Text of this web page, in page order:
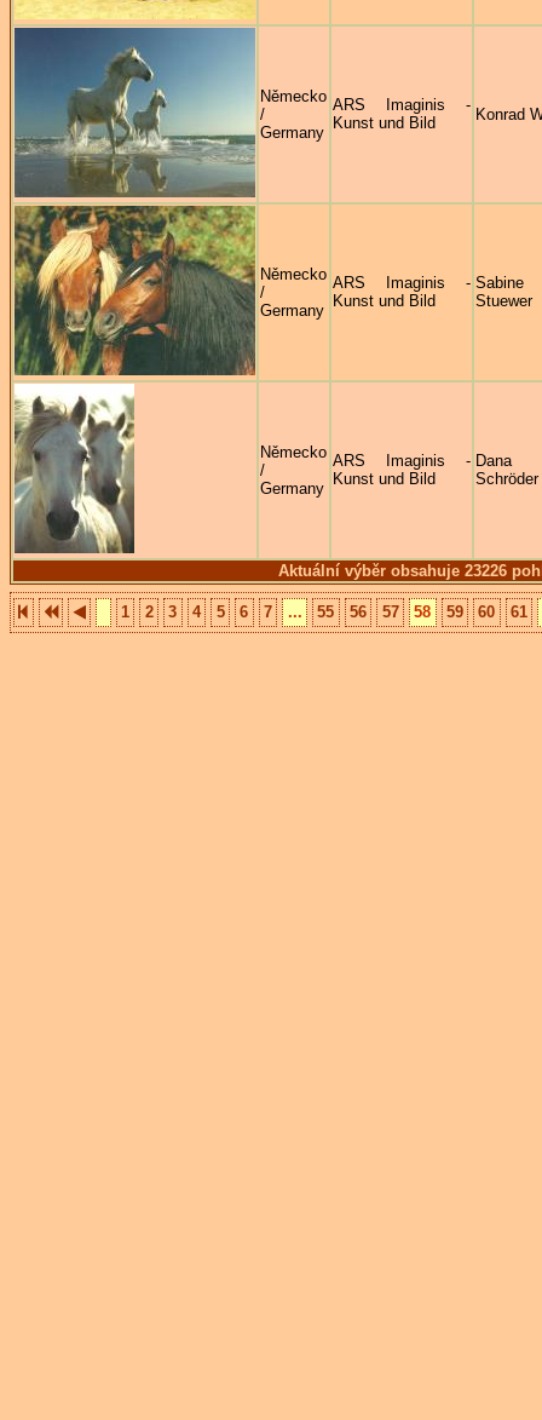
Aktuální výběr obsahuje 23226
Německo
/
Germany
ARS Imaginis -
Kunst und Bild
Konrad
Německo
/
Germany
ARS Imaginis -
Kunst und Bild
Sabine
Stuewer
Německo
/
Germany
ARS Imaginis -
Kunst und Bild
Dana
Schröder
1 2 3 4 5 6 7 ... 55 56 57 58 59 60 61